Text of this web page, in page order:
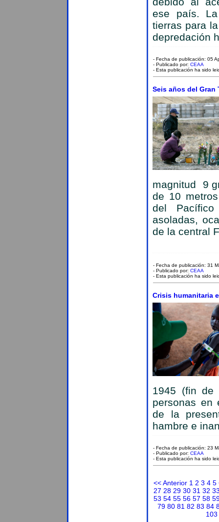
ese país.
tierras para
depredación
- Fecha de publicación: 05
- Publicado por: CEAA
- Esta publicación ha sido
Seis años del Gran
magnitud 9
de 10
del
asoladas,
de la central
- Fecha de publicación: 31
- Publicado por: CEAA
- Esta publicación ha sido
Crisis humanitaria
1945 (fin de
personas en
de la
hambre e
- Fecha de publicación: 23
- Publicado por: CEAA
- Esta publicación ha sido
<< Anterior 1 2 3 4 5
27 28 29 30 31 32
53 54 55 56 57 58
79 80 81 82 83 84
103